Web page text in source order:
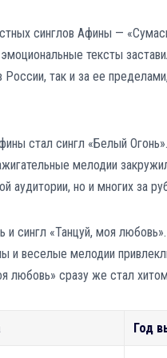
синглов Афины —
тексты
России, так и за ее
стал сингл «Белый
мелодии
аудитории, но и многих за
и сингл «Танцуй, моя
и веселые мелодии
любовь» сразу же стал
Год